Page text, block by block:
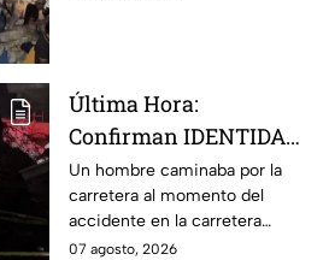
Última Hora:
Confirman IDENTIDAD
de uno de los
lesionados tras fatal
accid3nte en Irapuato
Un hombre caminaba por la
carretera al momento del
accidente en la carretera
Irapuato-Abasolo en el Trébol.
07 agosto, 2026